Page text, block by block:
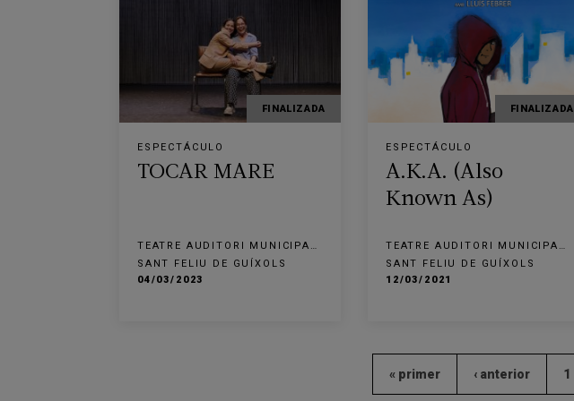
FINALIZADA
ESPECTÁCULO
TOCAR MARE
TEATRE AUDITORI MUNICIPAL
NARCÍS MASFERRER
SANT FELIU DE GUÍXOLS
04/03/2023
FINALIZADA
ESPECTÁCULO
A.K.A. (Also
Known As)
TEATRE AUDITORI MUNICIPAL
NARCÍS MASFERRER
SANT FELIU DE GUÍXOLS
12/03/2021
« primer ‹ anterior 1